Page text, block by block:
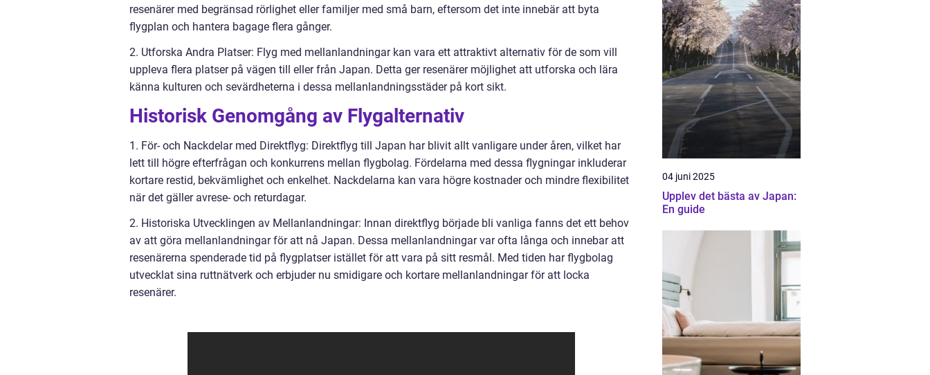
resenärer med begränsad rörlighet eller familjer med små barn, eftersom det inte innebär att byta
flygplan och hantera bagage flera gånger.
2. Utforska Andra Platser: Flyg med mellanlandningar kan vara ett attraktivt alternativ för de som vill
uppleva flera platser på vägen till eller från Japan. Detta ger resenärer möjlighet att utforska och lära
känna kulturen och sevärdheterna i dessa mellanlandningsstäder på kort sikt.
Historisk Genomgång av Flygalternativ
1. För- och Nackdelar med Direktflyg: Direktflyg till Japan har blivit allt vanligare under åren, vilket har
lett till högre efterfrågan och konkurrens mellan flygbolag. Fördelarna med dessa flygningar inkluderar
kortare restid, bekvämlighet och enkelhet. Nackdelarna kan vara högre kostnader och mindre flexibilitet
när det gäller avrese- och returdagar.
2. Historiska Utvecklingen av Mellanlandningar: Innan direktflyg började bli vanliga fanns det ett behov
av att göra mellanlandningar för att nå Japan. Dessa mellanlandningar var ofta långa och innebar att
resenärerna spenderade tid på flygplatser istället för att vara på sitt resmål. Med tiden har flygbolag
utvecklat sina ruttnätverk och erbjuder nu smidigare och kortare mellanlandningar för att locka
resenärer.
04 juni 2025
Upplev det bästa av Japan:
En guide